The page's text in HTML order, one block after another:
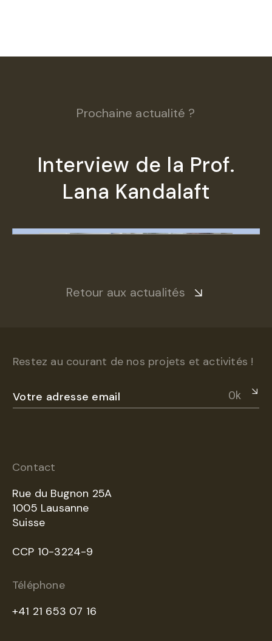
Prochaine actualité ?
Interview de la Prof.
Lana Kandalaft
Retour aux actualités
Restez au courant de nos projets et activités !
Ok
Contact
Rue du Bugnon 25A
1005 Lausanne
Suisse
CCP 10-3224-9
Téléphone
+41 21 653 07 16